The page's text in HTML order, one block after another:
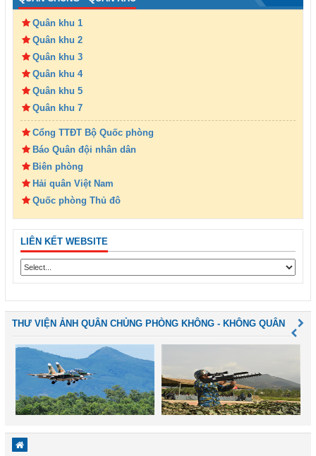
Quân khu 1
Quân khu 2
Quân khu 3
Quân khu 4
Quân khu 5
Quân khu 7
Cổng TTĐT Bộ Quốc phòng
Báo Quân đội nhân dân
Biên phòng
Hải quân Việt Nam
Quốc phòng Thủ đô
LIÊN KẾT WEBSITE
THƯ VIỆN ẢNH QUÂN CHỦNG PHÒNG KHÔNG - KHÔNG QUÂN